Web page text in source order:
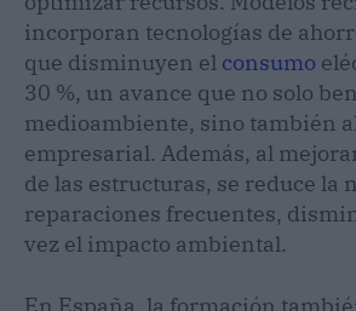
incorporan tecnologías de
que disminuyen el consumo
30 %, un avance que no solo
medioambiente, sino también
empresarial. Además, al
de las estructuras, se reduce la
reparaciones frecuentes,
vez el impacto ambiental.
En España, la formación